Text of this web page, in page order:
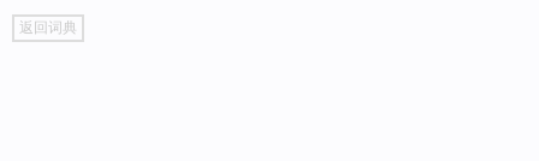
go
top
返回词典